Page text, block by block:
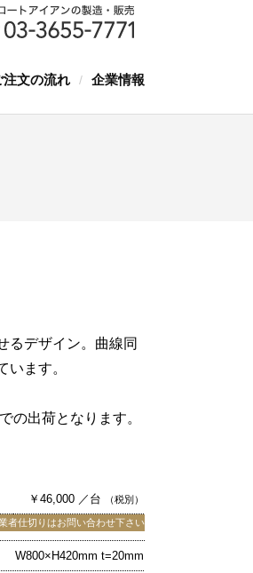
注文の流れ / 企業情報
るデザイン。曲線同
います。
の出荷となります。
￥46,000 ／台 （税別）
者仕切りはお問い合わせ下さい
W800×H420mm t=20mm